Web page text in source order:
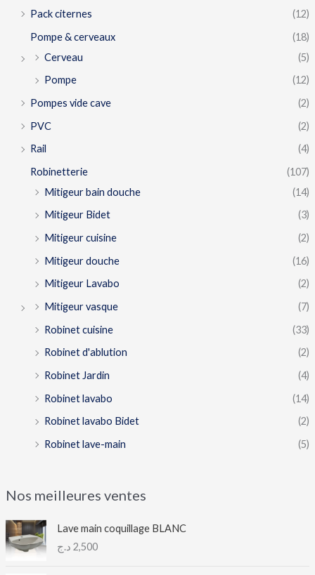
Pack citernes
(12)
Pompe & cerveaux
(18)
Cerveau
(5)
Pompe
(12)
Pompes vide cave
(2)
PVC
(2)
Rail
(4)
Robinetterie
(107)
Mitigeur bain douche
(14)
Mitigeur Bidet
(3)
Mitigeur cuisine
(2)
Mitigeur douche
(16)
Mitigeur Lavabo
(2)
Mitigeur vasque
(7)
Robinet cuisine
(33)
Robinet d'ablution
(2)
Robinet Jardin
(4)
Robinet lavabo
(14)
Robinet lavabo Bidet
(2)
Robinet lave-main
(5)
Nos meilleures ventes
Lave main coquillage BLANC
2,500 د.ج